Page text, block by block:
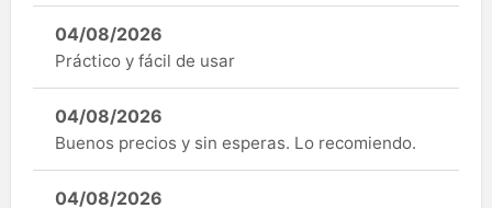
04/08/2026
Práctico y fácil de usar
04/08/2026
Buenos precios y sin esperas. Lo recomiendo.
04/08/2026